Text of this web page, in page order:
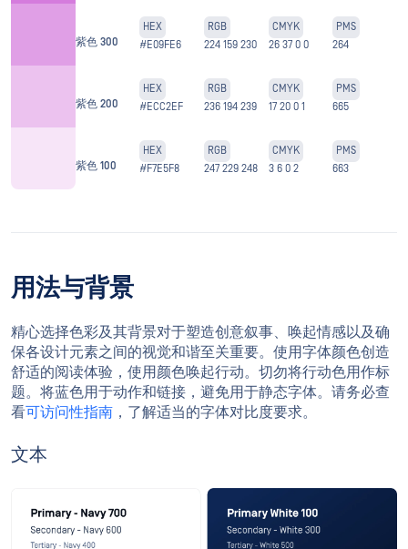
紫色 300
HEX
#E09FE6
RGB
224 159 230
CMYK
26 37 0 0
PMS
264
紫色 200
HEX
#ECC2EF
RGB
236 194 239
CMYK
17 20 0 1
PMS
665
紫色 100
HEX
#F7E5F8
RGB
247 229 248
CMYK
3 6 0 2
PMS
663
用法与背景
精心选择色彩及其背景对于塑造创意叙事、唤起情感以及确
保各设计元素之间的视觉和谐至关重要。使用字体颜色创造
舒适的阅读体验，使用颜色唤起行动。切勿将行动色用作标
题。将蓝色用于动作和链接，避免用于静态字体。请务必查
看可访问性指南 ，了解适当的字体对比度要求。
文本